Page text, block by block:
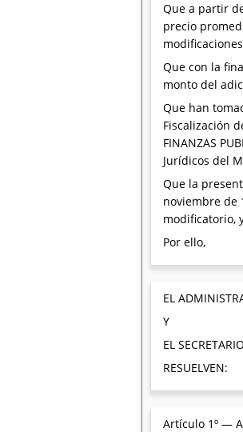
Que a partir
precio
Que con la
monto del
Que han
Fiscalización
FINANZAS
Jurídicos del
Que la
noviembre de
modificatorio,
Por ello,
EL
Y
EL
RESUELVEN:
Artículo 1º —